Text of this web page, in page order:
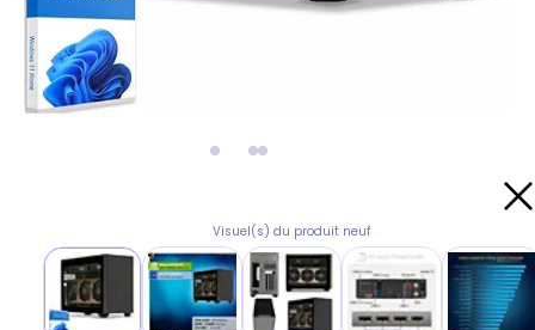
Visuel(s) du produit neuf